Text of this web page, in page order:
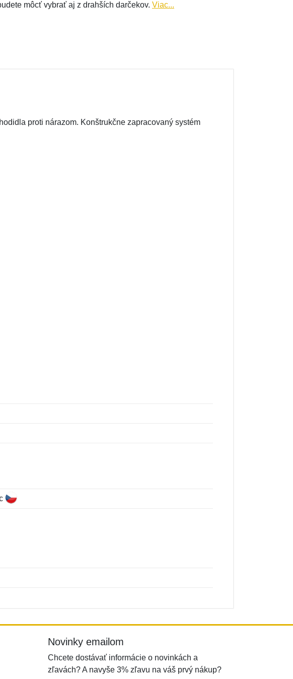
môcť vybrať aj z drahších darčekov. Viac...
proti nárazom. Konštrukčne zapracovaný systém
Novinky emailom
Chcete dostávať informácie o novinkách a
zľavách? A navyše 3% zľavu na váš prvý nákup?